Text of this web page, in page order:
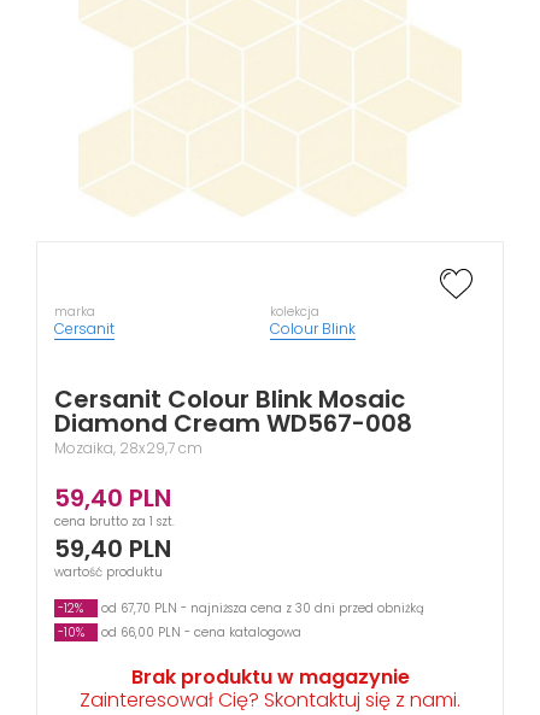
marka
Cersanit
kolekcja
Colour Blink
Cersanit Colour Blink Mosaic
Diamond Cream WD567-008
Mozaika, 28x29,7 cm
59,40 PLN
cena brutto za 1 szt.
59,40 PLN
wartość produktu
-12%
od 67,70 PLN - najniższa cena z 30 dni przed obniżką
-10%
od 66,00 PLN - cena katalogowa
Brak produktu w magazynie
Zainteresował Cię? Skontaktuj się z nami.